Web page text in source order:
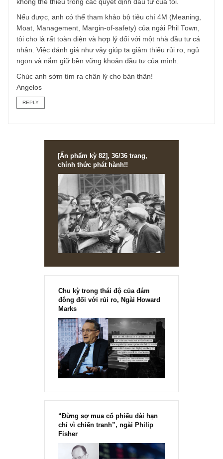
thân khá lớn.
Tôi sẽ tìm hiểu nhiều hơn về các bài viết của S.A.F.E
REPLY
TGN_Angelos
07/06/2018 at 5:59 PM
Vâng rất cám ơn chia sẻ của anh về phương pháp
model) mà anh chọn lựa các cơ hội đầu tư. Nếu mỗi
trong chúng ta đều có tư duy hệ thống như vậy, thì thị
Tôi chỉ có chút góp ý rằng dạo trước, vào giai đoạn 2011-
2013, phương pháp của tôi cũng có phần nhiều định
giống anh. Song sau khi trải qua nhiều sai lầm, những tiêu
chí định tính (qualitative) đã trở thành một thành phần
không thể thiếu trong các quyết định đầu tư của tôi.
Nếu được, anh có thể tham khảo bộ tiêu chí 4M
Moat, Management, Margin-of-safety) của ngài Phil Town,
tôi cho là rất toàn diện và hợp lý đối với một nhà đầu tư cá
nhân. Việc đánh giá như vậy giúp ta giảm thiểu rủi ro, ngủ
ngon và nắm giữ bền vững khoản đầu tư của mình.
[Ấn phẩm kỳ 82], 36/36 trang,
chính thức phát hành!!